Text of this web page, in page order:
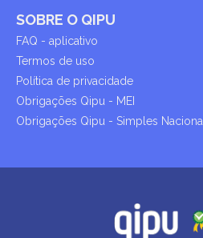
SOBRE O QIPU
FAQ - aplicativo
Termos de uso
Política de privacidade
Obrigações Qipu - MEI
Obrigações Qipu - Simples Nacional